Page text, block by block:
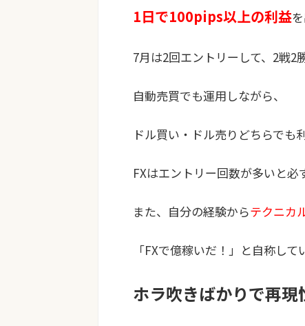
1日で100pips以上の利益
7月は2回エントリーして、2戦2勝
自動売買でも運用 しながら、
ドル買い・ドル売りどちらでも
FXはエントリー回数が多いと必
また、自分の経験からテクニカ
「FXで億稼いだ！」と自称して
ホラ吹きばかりで再